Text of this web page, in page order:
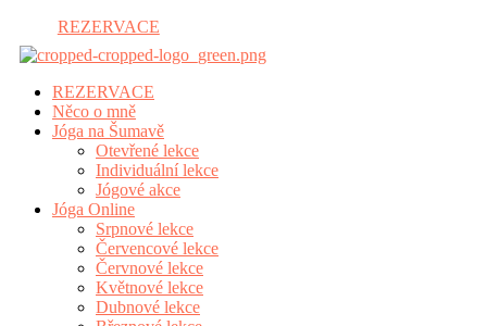
REZERVACE
REZERVACE
Něco o mně
Jóga na Šumavě
Otevřené lekce
Individuální lekce
Jógové akce
Jóga Online
Srpnové lekce
Červencové lekce
Červnové lekce
Květnové lekce
Dubnové lekce